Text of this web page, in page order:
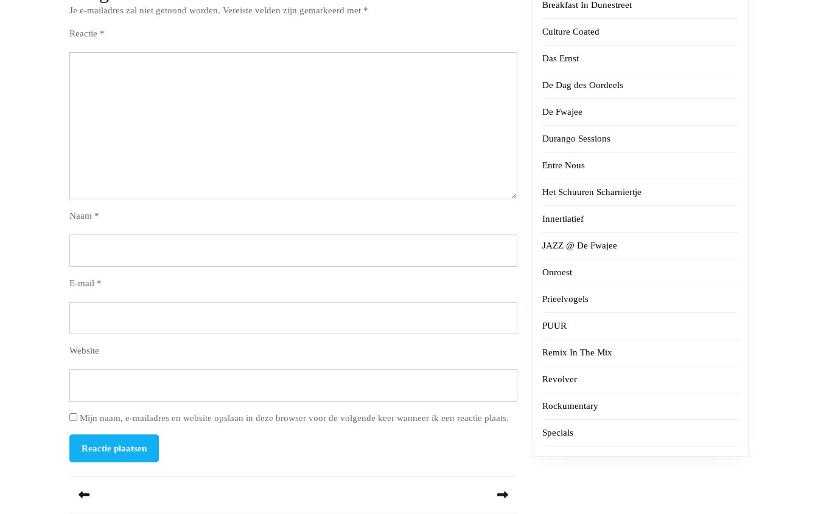
Je e-mailadres zal niet getoond worden. Vereiste velden zijn gemarkeerd met *
Reactie *
Naam *
E-mail *
Website
Mijn naam, e-mailadres en website opslaan in deze browser voor de volgende keer wanneer ik een reactie plaats.
Breakfast In Dunestreet
Culture Coated
Das Ernst
De Dag des Oordeels
De Fwajee
Durango Sessions
Entre Nous
Het Schuuren Scharniertje
Innertiatief
JAZZ @ De Fwajee
Onroest
Prieelvogels
PUUR
Remix In The Mix
Revolver
Rockumentary
Specials